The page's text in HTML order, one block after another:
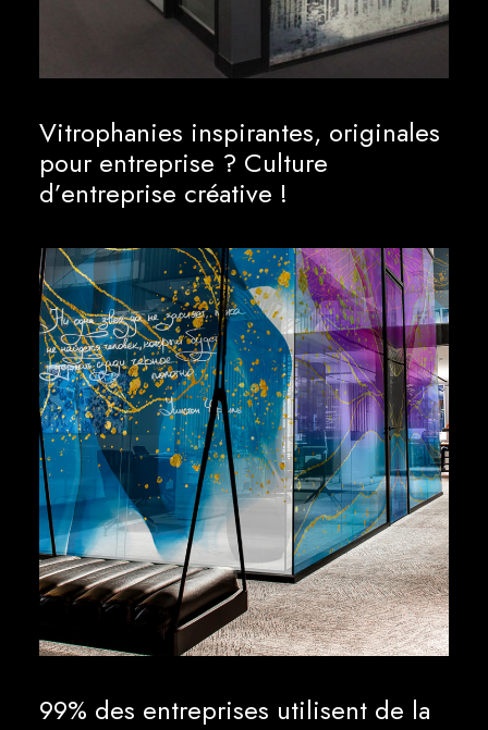
Vitrophanies inspirantes, originales
pour entreprise ? Culture
d’entreprise créative !
99% des entreprises utilisent de la